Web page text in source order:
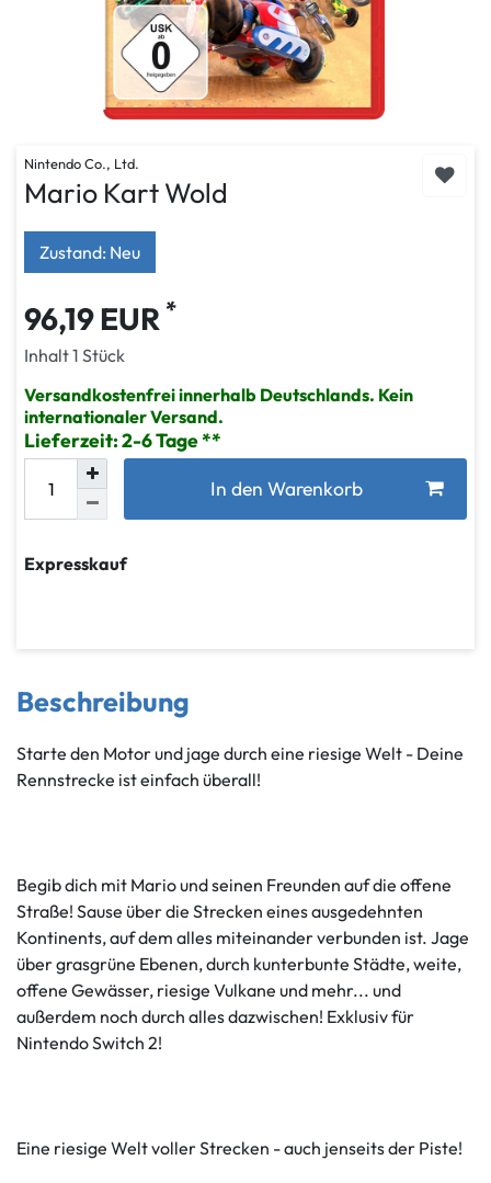
Nintendo Co., Ltd.
Mario Kart Wold
Zustand: Neu
96,19 EUR *
Inhalt1 Stück
Versandkostenfrei innerhalb Deutschlands. Kein
internationaler Versand.
Lieferzeit: 2-6 Tage
In den Warenkorb
Expresskauf
Beschreibung
Starte den Motor und jage durch eine riesige Welt - Deine
Rennstrecke ist einfach überall!
Begib dich mit Mario und seinen Freunden auf die offene
Straße! Sause über die Strecken eines ausgedehnten
Kontinents, auf dem alles miteinander verbunden ist. Jage
über grasgrüne Ebenen, durch kunterbunte Städte, weite,
offene Gewässer, riesige Vulkane und mehr... und
außerdem noch durch alles dazwischen! Exklusiv für
Nintendo Switch 2!
Eine riesige Welt voller Strecken - auch jenseits der Piste!